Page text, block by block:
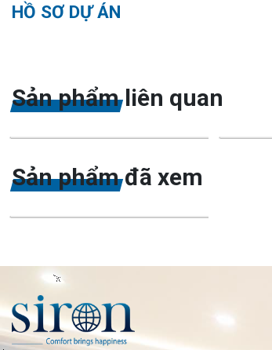
HỒ SƠ DỰ ÁN
Sản phẩm liên quan
Sản phẩm đã xem